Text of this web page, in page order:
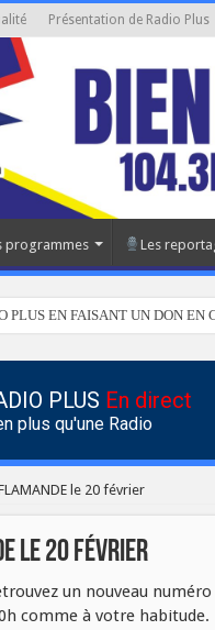
Présentation de Radio Plus
programmes Les
PLUS EN FAISANT UN DON EN
PLUS En direct
plus qu'une Radio
FLAMANDE le 20 février
le 20 février
un nouveau
comme à votre habitude.